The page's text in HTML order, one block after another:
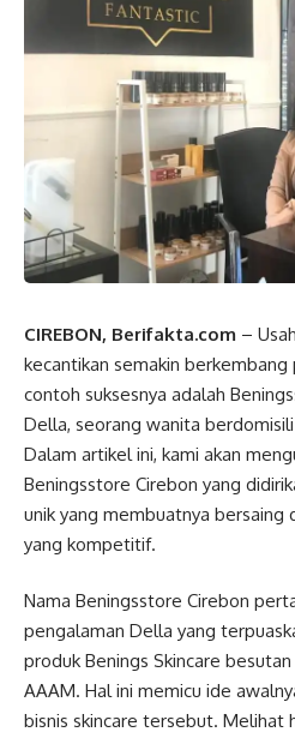
CIREBON, Berifakta.com –
kecantikan semakin berkembang
contoh suksesnya adalah
Della, seorang wanita
Dalam artikel ini, kami akan
Beningsstore Cirebon yang
unik yang membuatnya bersaing
yang kompetitif.
Nama Beningsstore Cirebon
pengalaman Della yang
produk Benings Skincare
AAAM. Hal ini memicu ide
bisnis skincare tersebut. Melihat